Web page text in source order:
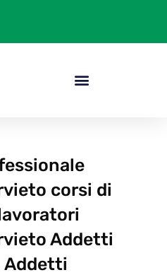
corsi di
Addetti
Addetti